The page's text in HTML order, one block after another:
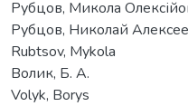
Рубцов, Микола
Рубцов, Николай
Rubtsov, Mykola
Волик, Б. А.
Volyk, Borys